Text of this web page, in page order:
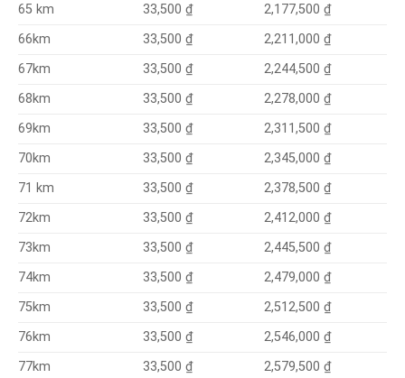
65 km
33,500 ₫
2,177,500 ₫
66km
33,500 ₫
2,211,000 ₫
67km
33,500 ₫
2,244,500 ₫
68km
33,500 ₫
2,278,000 ₫
69km
33,500 ₫
2,311,500 ₫
70km
33,500 ₫
2,345,000 ₫
71 km
33,500 ₫
2,378,500 ₫
72km
33,500 ₫
2,412,000 ₫
73km
33,500 ₫
2,445,500 ₫
74km
33,500 ₫
2,479,000 ₫
75km
33,500 ₫
2,512,500 ₫
76km
33,500 ₫
2,546,000 ₫
77km
33,500 ₫
2,579,500 ₫